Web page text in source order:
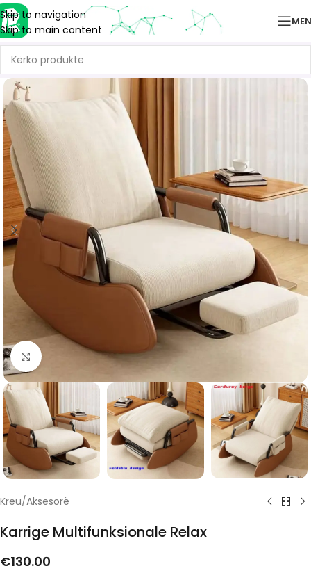
Skip to navigation
Skip to main content
Click to enlarge
Kreu/Aksesorë
Karrige Multifunksionale Relax
€130.00